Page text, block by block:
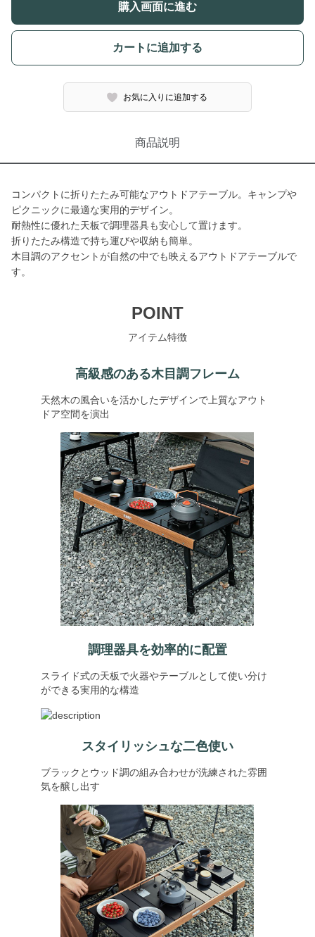
購入画面に進む
カートに追加する
お気に入りに追加する
商品説明
コンパクトに折りたたみ可能なアウトドアテーブル。キャンプや
ピクニックに最適な実用的デザイン。
耐熱性に優れた天板で調理器具も安心して置けます。
折りたたみ構造で持ち運びや収納も簡単。
木目調のアクセントが自然の中でも映えるアウトドアテーブルで
す。
POINT
アイテム特徴
高級感のある木目調フレーム
天然木の風合いを活かしたデザインで上質なアウト
ドア空間を演出
調理器具を効率的に配置
スライド式の天板で火器やテーブルとして使い分け
ができる実用的な構造
スタイリッシュな二色使い
ブラックとウッド調の組み合わせが洗練された雰囲
気を醸し出す